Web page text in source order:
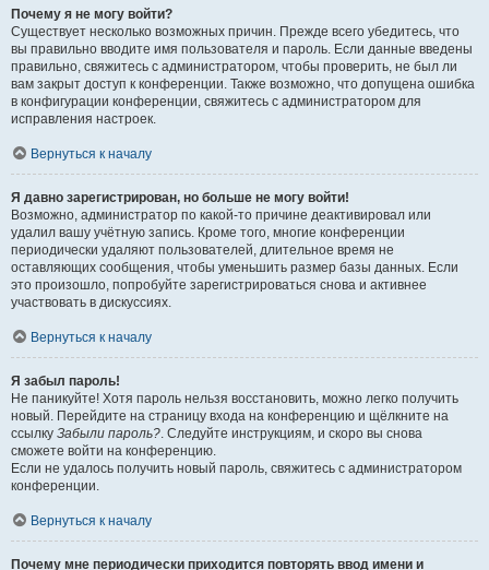
Почему я не могу войти?
Существует несколько возможных причин. Прежде всего убедитесь, что
вы правильно вводите имя пользователя и пароль. Если данные введены
правильно, свяжитесь с администратором, чтобы проверить, не был ли
вам закрыт доступ к конференции. Также возможно, что допущена ошибка
в конфигурации конференции, свяжитесь с администратором для
исправления настроек.
Вернуться к началу
Я давно зарегистрирован, но больше не могу войти!
Возможно, администратор по какой-то причине деактивировал или
удалил вашу учётную запись. Кроме того, многие конференции
периодически удаляют пользователей, длительное время не
оставляющих сообщения, чтобы уменьшить размер базы данных. Если
это произошло, попробуйте зарегистрироваться снова и активнее
участвовать в дискуссиях.
Вернуться к началу
Я забыл пароль!
Не паникуйте! Хотя пароль нельзя восстановить, можно легко получить
новый. Перейдите на страницу входа на конференцию и щёлкните на
ссылку Забыли пароль?. Следуйте инструкциям, и скоро вы снова
сможете войти на конференцию.
Если не удалось получить новый пароль, свяжитесь с администратором
конференции.
Вернуться к началу
Почему мне периодически приходится повторять ввод имени и